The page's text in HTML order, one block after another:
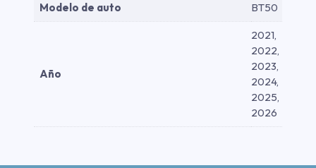
Modelo de auto BT50
Año
2021,
2022,
2023,
2024,
2025,
2026